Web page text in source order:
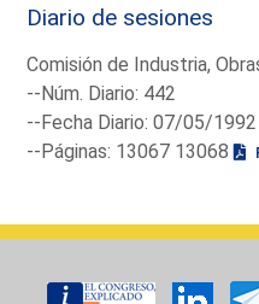
Diario de sesiones
Comisión de Industria,
--Núm. Diario: 442
--Fecha Diario: 07/05/1992
--Páginas: 13067 13068